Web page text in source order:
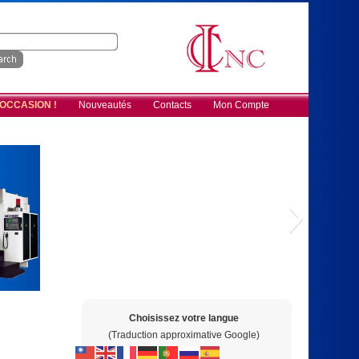
! Nouveautés Contacts Mon Compte
Choisissez votre langue
(Traduction approximative Google)